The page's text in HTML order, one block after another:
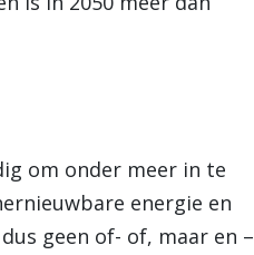
om onder meer in te
energie en
geen of- of, maar en –